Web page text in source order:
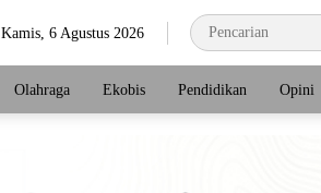
Kamis, 6 Agustus 2026
Olahraga Ekobis Pendidikan Opini